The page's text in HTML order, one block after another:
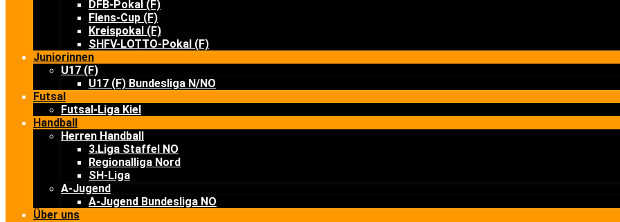
DFB-Pokal (F)
Flens-Cup (F)
Kreispokal (F)
SHFV-LOTTO-Pokal (F)
Juniorinnen
U17 (F)
U17 (F) Bundesliga N/NO
Futsal
Futsal-Liga Kiel
Handball
Herren Handball
3.Liga Staffel NO
Regionalliga Nord
SH-Liga
A-Jugend
A-Jugend Bundesliga NO
Über uns